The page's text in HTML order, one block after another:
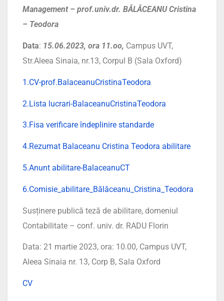
Management – prof.univ.dr. BĂLĂCEANU Cristina
– Teodora
Data: 15.06.2023, ora 11.oo, Campus UVT,
Str.Aleea Sinaia, nr.13, Corpul B (Sala Oxford)
1.CV-prof.BalaceanuCristinaTeodora
2.Lista lucrari-BalaceanuCristinaTeodora
3.Fisa verificare îndeplinire standarde
4.Rezumat Balaceanu Cristina Teodora abilitare
5.Anunt abilitare-BalaceanuCT
6.Comisie_abilitare_Bălăceanu_Cristina_Teodora
Susținere publică teză de abilitare, domeniul
Contabilitate – conf. univ. dr. RADU Florin
Data: 21 martie 2023, ora: 10.00, Campus UVT,
Aleea Sinaia nr. 13, Corp B, Sala Oxford
CV